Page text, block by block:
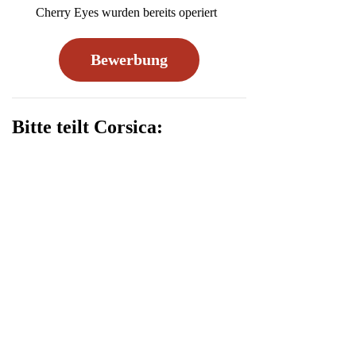
Cherry Eyes wurden bereits operiert
Bewerbung
Bitte teilt Corsica: